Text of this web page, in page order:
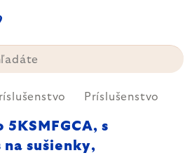
Príslušenstvo
5KSMFGCA, s
na sušienky,